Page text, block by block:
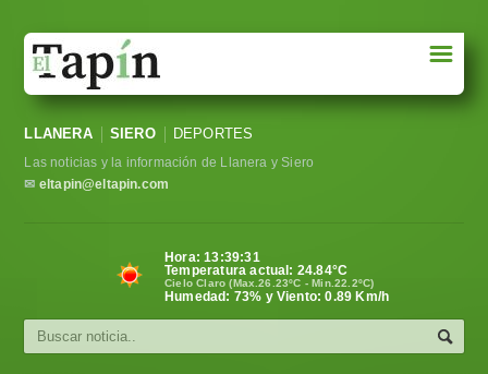
Sociedad
Política
Cultura
☰
LLANERA SIERO DEPORTES
Las noticias y la información de Llanera y Siero
✉ eltapin@eltapin.com
Hora:13:39:32
Temperatura actual: 24.84°C
Cielo Claro (Max.26.23ºC - Min.22.2ºC)
Humedad: 73% y Viento: 0.89 Km/h